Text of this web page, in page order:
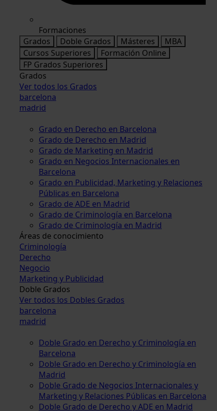
Formaciones
Grados
Doble Grados Másteres
MBA
Cursos Superiores
Formación Online
FP Grados Superiores
Grados
Ver todos los Grados
barcelona
madrid
Grado en Derecho en Barcelona
Grado de Derecho en Madrid
Grado de Marketing en Madrid
Grado en Negocios Internacionales en
Barcelona
Grado en Publicidad, Marketing y Relaciones
Públicas en Barcelona
Grado de ADE en Madrid
Grado de Criminología en Barcelona
Grado de Criminología en Madrid
Áreas de conocimiento
Criminología
Derecho
Negocio
Marketing y Publicidad
Doble Grados
Ver todos los Dobles Grados
barcelona
madrid
Doble Grado en Derecho y Criminología en
Barcelona
Doble Grado en Derecho y Criminología en
Madrid
Doble Grado de Negocios Internacionales y
Marketing y Relaciones Públicas en Barcelona
Doble Grado de Derecho y ADE en Madrid